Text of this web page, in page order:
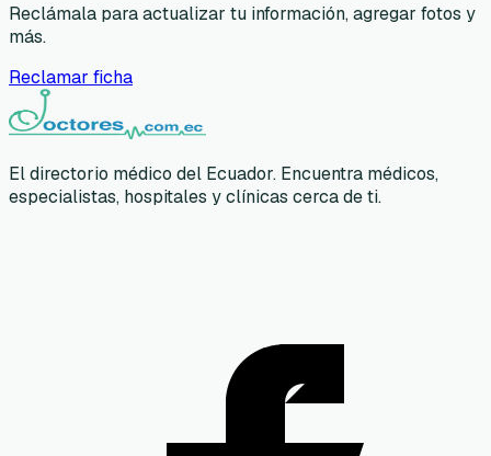
Reclámala para actualizar tu información, agregar fotos y
más.
Reclamar ficha
El directorio médico del Ecuador. Encuentra médicos,
especialistas, hospitales y clínicas cerca de ti.